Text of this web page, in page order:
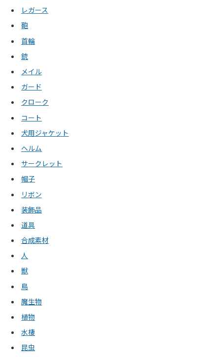
レガース
鞄
首輪
銃
メイル
ガード
クローク
コート
犬用ジャケット
ヘルム
サークレット
帽子
リボン
装飾品
道具
合成素材
人
獣
鳥
魔生物
植物
水棲
昆虫